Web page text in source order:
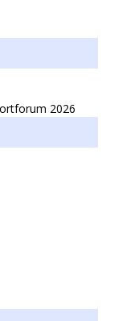
2026